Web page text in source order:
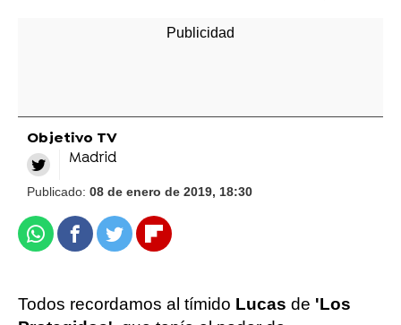
Objetivo TV
Madrid
Publicado: 08 de enero de 2019, 18:30
WhatsappFacebook
TwitterFlipboard
Todos recordamos al tímido Lucas de 'Los